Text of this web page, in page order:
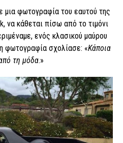
μια φωτογραφία του εαυτού της
να κάθεται πίσω από το τιμόνι
ενός κλασικού μαύρου
φωτογραφία σχολίασε: «Κάποια
τη μόδα.»